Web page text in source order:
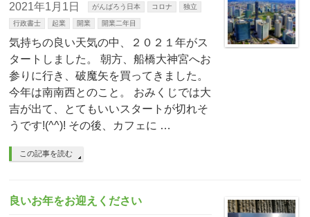
2021年1月1日 がんばろう日本 コロナ 独立
行政書士 起業 開業 開業二年目
気持ちの良い天気の中、２０２１年がス
タートしました。 朝方、船橋大神宮へお
参りに行き、破魔矢を買ってきました。
今年は南南西とのこと。 おみくじでは大
吉が出て、とてもいいスタートが切れそ
うです!(^^)! その後、カフェに …
この記事を読む
良いお年をお迎えください